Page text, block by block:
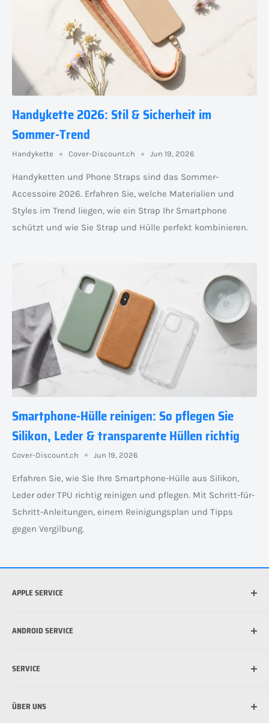
Handykette 2026: Stil & Sicherheit im
Sommer-Trend
Handykette Cover-Discount.ch Jun 19, 2026
Handyketten und Phone Straps sind das Sommer-
Accessoire 2026. Erfahren Sie, welche Materialien und
Styles im Trend liegen, wie ein Strap Ihr Smartphone
schützt und wie Sie Strap und Hülle perfekt kombinieren.
Smartphone-Hülle reinigen: So pflegen Sie
Silikon, Leder & transparente Hüllen richtig
Cover-Discount.ch Jun 19, 2026
Erfahren Sie, wie Sie Ihre Smartphone-Hülle aus Silikon,
Leder oder TPU richtig reinigen und pflegen. Mit Schritt-für-
Schritt-Anleitungen, einem Reinigungsplan und Tipps
gegen Vergilbung.
APPLE SERVICE
Welche iPad habe ich?
Was ist MagSafe?
ANDROID SERVICE
Schutzfolie für Handy anbringen: So funktioniert's
SERVICE
Zahlungsmöglichkeiten
ÜBER UNS